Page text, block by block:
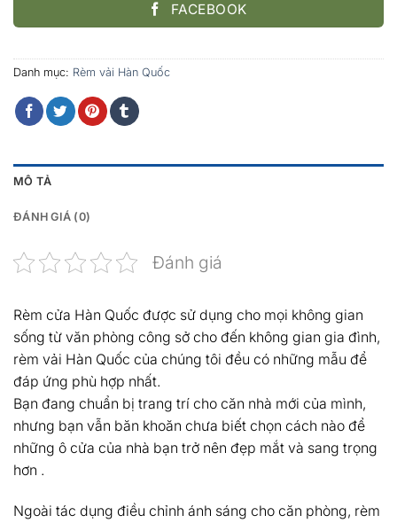
FACEBOOK
Danh mục: Rèm vải Hàn Quốc
MÔ TẢ
ĐÁNH GIÁ (0)
Đánh giá
Rèm cửa Hàn Quốc được sử dụng cho mọi không gian
sống từ văn phòng công sở cho đến không gian gia đình,
rèm vải Hàn Quốc của chúng tôi đều có những mẫu để
đáp ứng phù hợp nhất.
Bạn đang chuẩn bị trang trí cho căn nhà mới của mình,
nhưng bạn vẫn băn khoăn chưa biết chọn cách nào để
những ô cửa của nhà bạn trở nên đẹp mắt và sang trọng
hơn .
Ngoài tác dụng điều chỉnh ánh sáng cho căn phòng, rèm